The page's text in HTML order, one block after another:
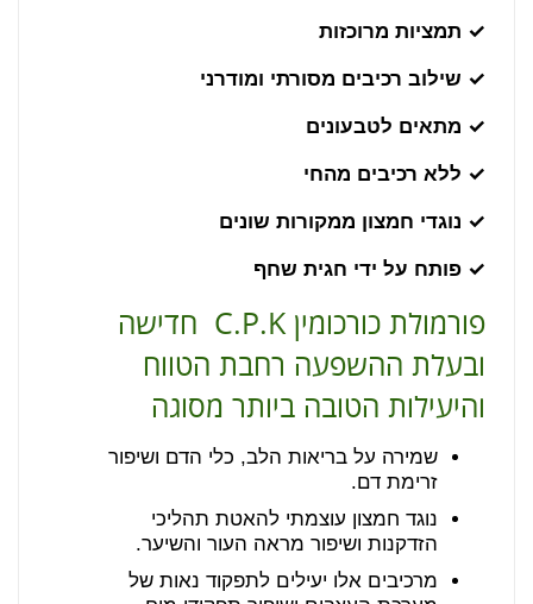
✓ תמציות מרוכזות
✓ שילוב רכיבים מסורתי ומודרני
✓ מתאים לטבעונים
✓ ללא רכיבים מהחי
✓ נוגדי חמצון ממקורות שונים
✓ פותח על ידי חגית שחף
פורמולת כורכומין C.P.K חדישה
ובעלת ההשפעה רחבת הטווח
והיעילות הטובה ביותר מסוגה
שמירה על בריאות הלב, כלי הדם ושיפור
זרימת דם.
נוגד חמצון עוצמתי להאטת תהליכי
הזדקנות ושיפור מראה העור והשיער.
מרכיבים אלו יעילים לתפקוד נאות של